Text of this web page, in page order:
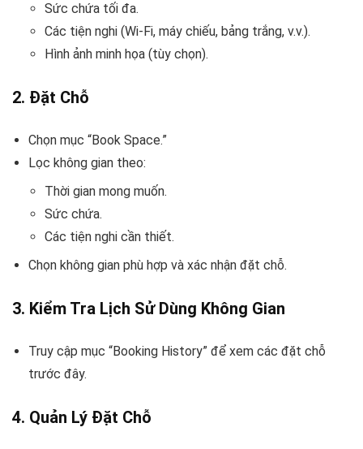
Sức chứa tối đa.
Các tiện nghi (Wi-Fi, máy chiếu, bảng trắng, v.v.).
Hình ảnh minh họa (tùy chọn).
2. Đặt Chỗ
Chọn mục “Book Space.”
Lọc không gian theo:
Thời gian mong muốn.
Sức chứa.
Các tiện nghi cần thiết.
Chọn không gian phù hợp và xác nhận đặt chỗ.
3. Kiểm Tra Lịch Sử Dùng Không Gian
Truy cập mục “Booking History” để xem các đặt chỗ
trước đây.
4. Quản Lý Đặt Chỗ